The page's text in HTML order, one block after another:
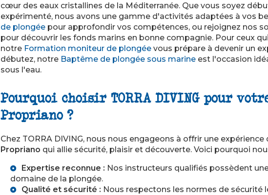
cœur des eaux cristallines de la Méditerranée. Que vous soyez
expérimenté, nous avons une gamme d'activités adaptées à vos
de plongée pour approfondir vos compétences, ou rejoignez nos
pour découvrir les fonds marins en bonne compagnie. Pour ceux
notre Formation moniteur de plongée vous prépare à devenir un
débutez, notre Baptême de plongée sous marine est l'occasion
sous l'eau.
Pourquoi choisir TORRA DIVING pour
Propriano ?
Chez TORRA DIVING, nous nous engageons à offrir une expérience
Propriano qui allie sécurité, plaisir et découverte. Voici pourquoi
Expertise reconnue : Nos instructeurs qualifiés possèdent
domaine de la plongée.
Qualité et sécurité : Nous respectons les normes de sécurité